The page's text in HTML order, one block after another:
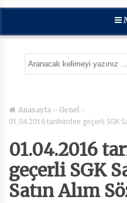
Anasayfa ›› Genel ››
01.04.2016 tarihinden geçerli SGK
01.04.2016
geçerli SGK
Satın Alım